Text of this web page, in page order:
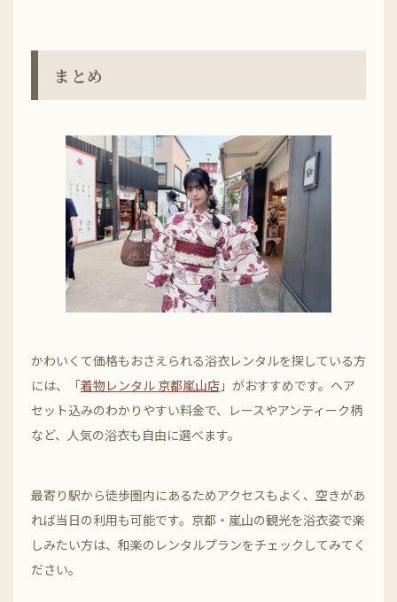
まとめ
かわいくて価格もおさえられる浴衣レンタルを探している方
には、「着物レンタル 京都嵐山店 」がおすすめです。ヘア
セット込みのわかりやすい料金で、レースやアンティーク柄
など、人気の浴衣も自由に選べます。
最寄り駅から徒歩圏内にあるためアクセスもよく、空きがあ
れば当日の利用も可能です。京都・嵐山の観光を浴衣姿で楽
しみたい方は、和楽のレンタルプランをチェックしてみてく
ださい。